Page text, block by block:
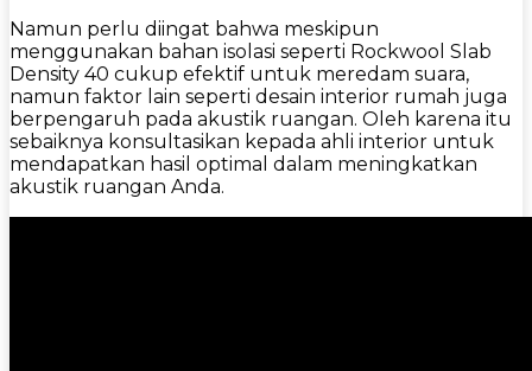
Namun perlu diingat bahwa meskipun
menggunakan bahan isolasi seperti Rockwool Slab
Density 40 cukup efektif untuk meredam suara,
namun faktor lain seperti desain interior rumah juga
berpengaruh pada akustik ruangan. Oleh karena itu
sebaiknya konsultasikan kepada ahli interior untuk
mendapatkan hasil optimal dalam meningkatkan
akustik ruangan Anda.